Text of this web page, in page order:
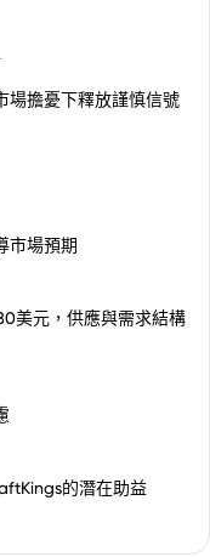
場擔憂下釋放謹慎信號
市場預期
美元，供應與需求結構
的潛在助益